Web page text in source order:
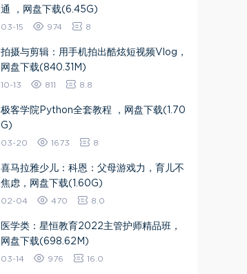
通 ，网盘下载(6.45G)
03-15 974 8
拍摄与剪辑：用手机拍出酷炫短视频Vlog​，
网盘下载(840.31M)
10-13 811 8.8
极客学院Python全套教程 ，网盘下载(1.70
G)
03-20 1673 8
喜马拉雅少儿：科恩：父母游戏力，育儿不
焦虑，网盘下载(1.60G)
02-04 470 8.0
医学类：星恒教育2022主管护师精品班，
网盘下载(698.62M)
03-14 976 16.0